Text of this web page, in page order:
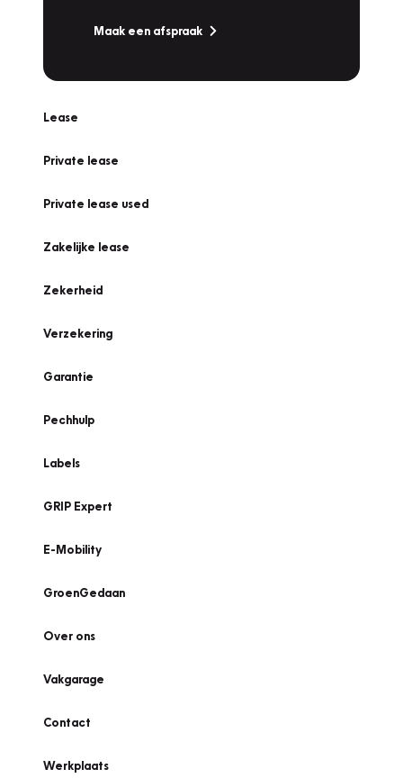
Maak een afspraak
Lease
Private lease
Private lease used
Zakelijke lease
Zekerheid
Verzekering
Garantie
Pechhulp
Labels
GRIP Expert
E-Mobility
GroenGedaan
Over ons
Vakgarage
Contact
Werkplaats